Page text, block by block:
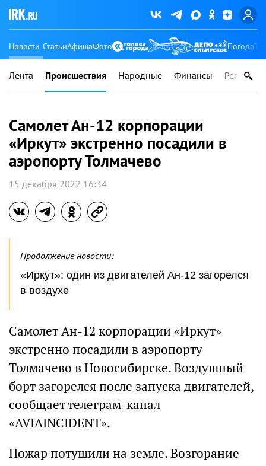
Новости СтатьиАфишаФото Погода
Лента Происшествия Народные Финансы Регионы
Самолет Ан-12 корпорации
«Иркут» экстренно посадили в
аэропорту Толмачево
15 декабря 2022 16:34
Продолжение новости:
«Иркут»: один из двигателей Ан-12 загорелся
в воздухе
Самолет Ан-12 корпорации «Иркут»
экстренно посадили в аэропорту
Толмачево в Новосибирске. Воздушный
борт загорелся после запуска двигателей,
сообщает телеграм-канал
«AVIAINCIDENT».
Пожар потушили на земле. Возгорание